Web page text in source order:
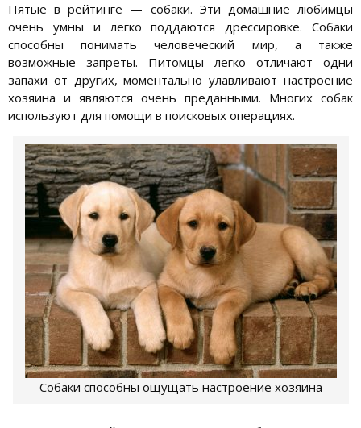
Пятые в рейтинге — собаки. Эти домашние любимцы
очень умны и легко поддаются дрессировке. Собаки
способны понимать человеческий мир, а также
возможные запреты. Питомцы легко отличают одни
запахи от других, моментально улавливают настроение
хозяина и являются очень преданными. Многих собак
используют для помощи в поисковых операциях.
Собаки способны ощущать настроение хозяина